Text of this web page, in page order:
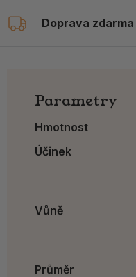
Doprava zdarma
Parametry
Hmotnost
Účinek
Vůně
Průměr